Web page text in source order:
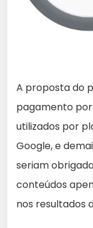
A proposta do
pagamento
utilizados por
Google, e
seriam
conteúdos
nos resultados